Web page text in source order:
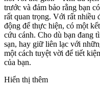
trước và đảm bảo rằng bạn
rất quan trọng. Với rất nhiều
động để thực hiện, có một
cứu cánh. Cho dù bạn đang
sạn, hay giữ liên lạc với
một cách tuyệt vời để tiết
của bạn.
Hiển thị thêm